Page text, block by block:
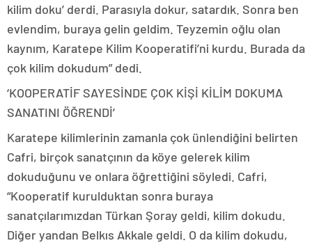
kilim doku’ derdi. Parasıyla dokur, satardık. Sonra ben
evlendim, buraya gelin geldim. Teyzemin oğlu olan
kaynım, Karatepe Kilim Kooperatifi’ni kurdu. Burada da
çok kilim dokudum” dedi.
‘KOOPERATİF SAYESİNDE ÇOK KİŞİ KİLİM DOKUMA
SANATINI ÖĞRENDİ’
Karatepe kilimlerinin zamanla çok ünlendiğini belirten
Cafri, birçok sanatçının da köye gelerek kilim
dokuduğunu ve onlara öğrettiğini söyledi. Cafri,
“Kooperatif kurulduktan sonra buraya
sanatçılarımızdan Türkan Şoray geldi, kilim dokudu.
Diğer yandan Belkıs Akkale geldi. O da kilim dokudu,